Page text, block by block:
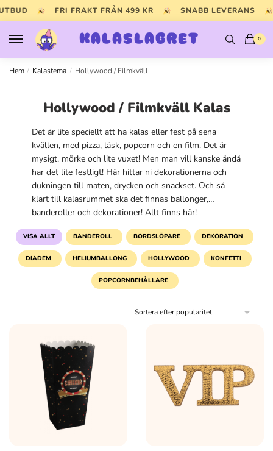
Skip
to
navigation
Skip
to
content
FRI FRAKT FRÅN 499 KR SNABB LEVERANS
KALASLAGRET 0
Hem / Kalastema / Hollywood / Filmkväll
Hollywood / Filmkväll Kalas
Det är lite speciellt att ha kalas eller fest på sena
kvällen, med pizza, läsk, popcorn och en film. Det är
mysigt, mörke och lite vuxet! Men man vill kanske ändå
har det lite festligt! Här hittar ni dekorationerna och
dukningen till maten, drycken och snackset. Och så
klart till kalasrummet ska det finnas ballonger,
banderoller och dekorationer! Allt finns här!
VISA ALLT BANDEROLL BORDSLÖPARE DEKORATION
DIADEM HELIUMBALLONG HOLLYWOOD KONFETTI
POPCORNBEHÅLLARE